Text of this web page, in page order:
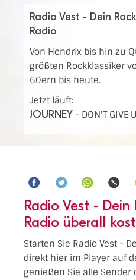
Radio Vest - Dein
Radio
Von Hendrix bis hin zu
größten Rockklassiker
60ern bis heute.
Jetzt läuft:
JOURNEY - DON'T GIVE
Radio Vest - Dein
Radio überall
Starten Sie Radio Vest -
direkt hier im Player auf
genießen Sie alle Sender